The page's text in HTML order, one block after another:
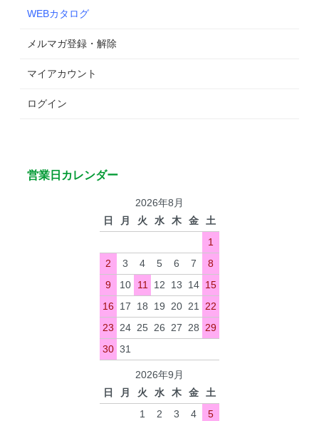
WEBカタログ
メルマガ登録・解除
マイアカウント
ログイン
営業日カレンダー
2026年8月
日
月 火 水 木 金
土
1
2
3 4 5 6 7
8
9
10 11 12 13 14 15
16 17 18 19 20 21
22
23
24 25 26 27 28
29
30 31
2026年9月
日
月 火 水 木 金
土
1
2 3 4 5